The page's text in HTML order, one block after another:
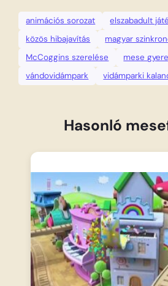
animációs sorozat
elszabadult
közös hibajavítás
magyar
McCoggins szerelése
mese
vándovidámpark
vidámparki
Hasonló